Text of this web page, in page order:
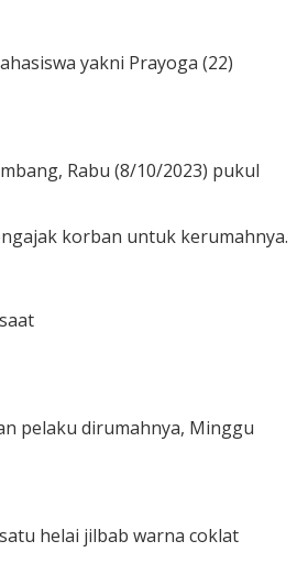
yakni Prayoga (22)
Rabu (8/10/2023) pukul
korban untuk kerumahnya.
pelaku dirumahnya, Minggu
helai jilbab warna coklat